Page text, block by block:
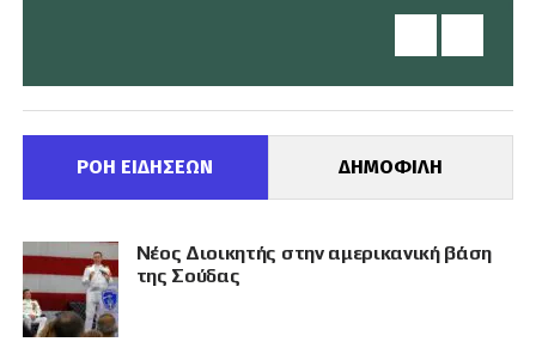
ΡΟΗ ΕΙΔΗΣΕΩΝ ΔΗΜΟΦΙΛΗ
Νέος Διοικητής στην αμερικανική βάση
της Σούδας